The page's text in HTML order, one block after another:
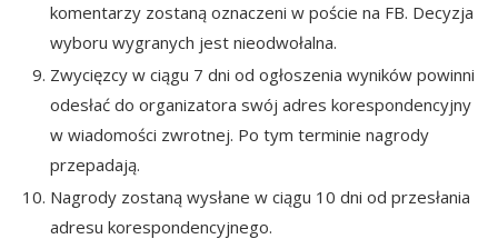
komentarzy zostaną oznaczeni w poście na FB. Decyzja
wyboru wygranych jest nieodwołalna.
Zwycięzcy w ciągu 7 dni od ogłoszenia wyników powinni
odesłać do organizatora swój adres korespondencyjny
w wiadomości zwrotnej. Po tym terminie nagrody
przepadają.
Nagrody zostaną wysłane w ciągu 10 dni od przesłania
adresu korespondencyjnego.